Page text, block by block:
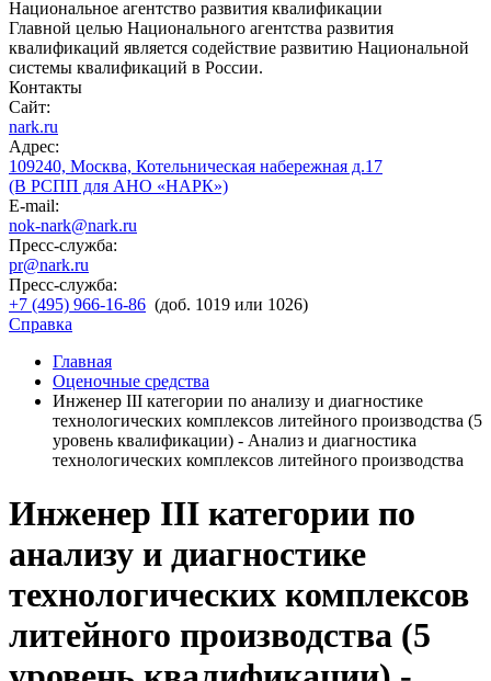
Национальное агентство развития квалификации
Главной целью Национального агентства развития
квалификаций является содействие развитию Национальной
системы квалификаций в России.
Контакты
Сайт:
nark.ru
Адрес:
109240, Москва, Котельническая набережная д.17
(В РСПП для АНО «НАРК»)
E-mail:
nok-nark@nark.ru
Пресс-служба:
pr@nark.ru
Пресс-служба:
+7 (495) 966-16-86 (доб. 1019 или 1026)
Справка
Главная
Оценочные средства
Инженер III категории по анализу и диагностике
технологических комплексов литейного производства (5
уровень квалификации) - Анализ и диагностика
технологических комплексов литейного производства
Инженер III категории по
анализу и диагностике
технологических комплексов
литейного производства (5